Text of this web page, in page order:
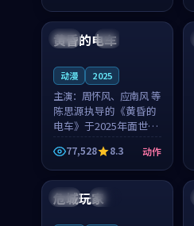
同构筑了影片基调。顾
予安、戚南柯用细腻的
表演撑起整部喜剧电
日本 4K
黄昏的电车
动漫 2025
主演： 周怀风、应南风 等
陈思源执导的《黄昏的
电车》于2025年面世，
日本的城市气质与渔村
故事的人物心境共同构
筑了影片基调。周怀
风、应南风用细腻的表
演撑起整部动作电影，
77,528 8.3 动作
法国 独播
危城玩家